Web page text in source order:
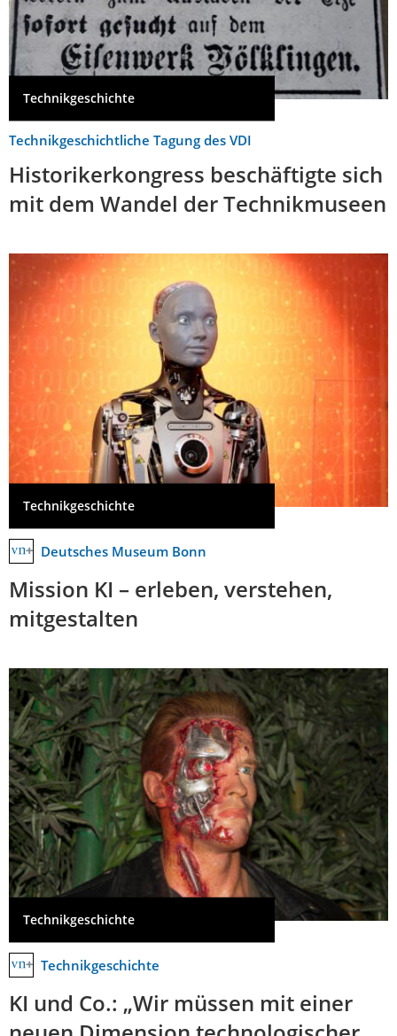
Technikgeschichte
Technikgeschichtliche Tagung des VDI
Historikerkongress beschäftigte sich
mit dem Wandel der Technikmuseen
Technikgeschichte
Deutsches Museum Bonn
Mission KI – erleben, verstehen,
mitgestalten
Technikgeschichte
Technikgeschichte
KI und Co.: „Wir müssen mit einer